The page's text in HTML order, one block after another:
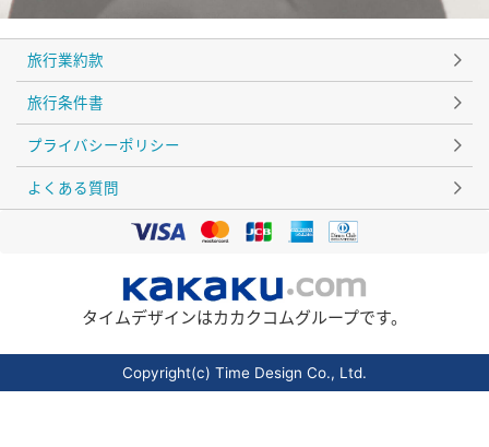
旅行業約款
旅行条件書
プライバシーポリシー
よくある質問
タイムデザインはカカクコムグループです。
Copyright(c) Time Design Co., Ltd.